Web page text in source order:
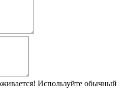
Используйте обычный